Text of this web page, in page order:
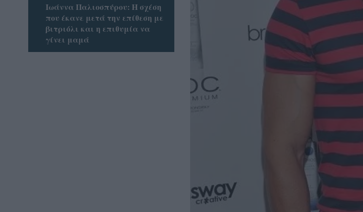
Ιωάννα Παλιοσπύρου: Η σχέση
που έκανε μετά την επίθεση με
βιτριόλι και η επιθυμία να
γίνει μαμά